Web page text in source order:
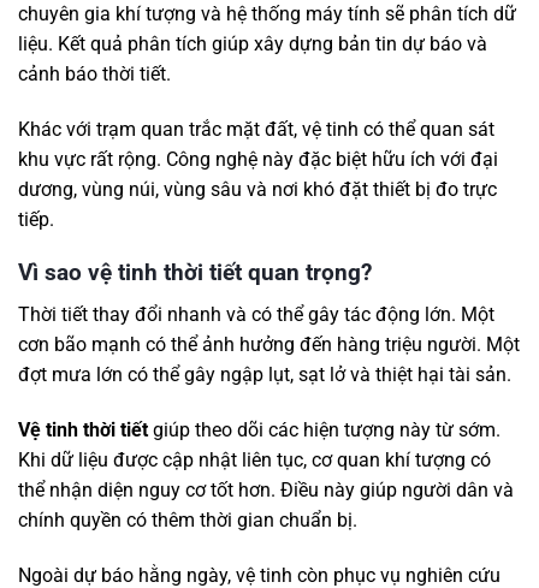
chuyên gia khí tượng và hệ thống máy tính sẽ phân tích dữ
liệu. Kết quả phân tích giúp xây dựng bản tin dự báo và
cảnh báo thời tiết.
Khác với trạm quan trắc mặt đất, vệ tinh có thể quan sát
khu vực rất rộng. Công nghệ này đặc biệt hữu ích với đại
dương, vùng núi, vùng sâu và nơi khó đặt thiết bị đo trực
tiếp.
Vì sao vệ tinh thời tiết quan trọng?
Thời tiết thay đổi nhanh và có thể gây tác động lớn. Một
cơn bão mạnh có thể ảnh hưởng đến hàng triệu người. Một
đợt mưa lớn có thể gây ngập lụt, sạt lở và thiệt hại tài sản.
Vệ tinh thời tiết giúp theo dõi các hiện tượng này từ sớm.
Khi dữ liệu được cập nhật liên tục, cơ quan khí tượng có
thể nhận diện nguy cơ tốt hơn. Điều này giúp người dân và
chính quyền có thêm thời gian chuẩn bị.
Ngoài dự báo hằng ngày, vệ tinh còn phục vụ nghiên cứu